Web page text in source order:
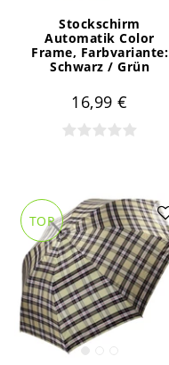
Stockschirm
Automatik Color
Frame, Farbvariante:
Schwarz / Grün
16,99 €
TOP